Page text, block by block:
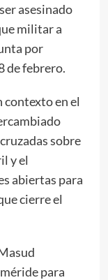
asesinado
militar a
por
de febrero.
contexto en el
sobre
y el
abiertas para
cierre el
para